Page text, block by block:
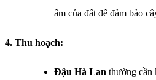
ẩm của đất để đảm bảo
4. Thu hoạch:
Đậu Hà Lan thường cần